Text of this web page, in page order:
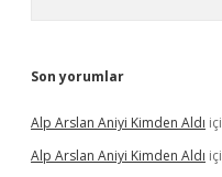
Son yorumlar
Alp Arslan Aniyi Kimden Aldı
Alp Arslan Aniyi Kimden Aldı